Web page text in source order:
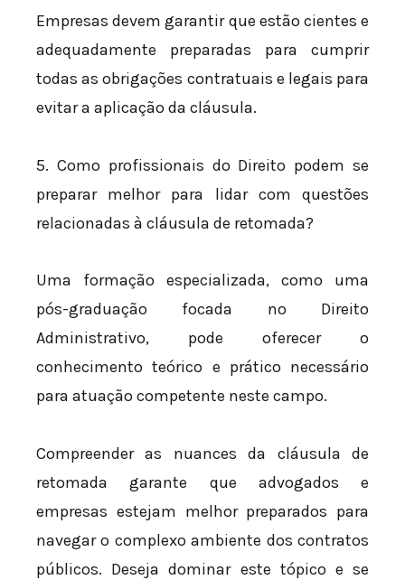
Empresas devem garantir que estão cientes e
adequadamente preparadas para cumprir
todas as obrigações contratuais e legais para
evitar a aplicação da cláusula.
5. Como profissionais do Direito podem se
preparar melhor para lidar com questões
relacionadas à cláusula de retomada?
Uma formação especializada, como uma
pós-graduação focada no Direito
Administrativo, pode oferecer o
conhecimento teórico e prático necessário
para atuação competente neste campo.
Compreender as nuances da cláusula de
retomada garante que advogados e
empresas estejam melhor preparados para
navegar o complexo ambiente dos contratos
públicos. Deseja dominar este tópico e se